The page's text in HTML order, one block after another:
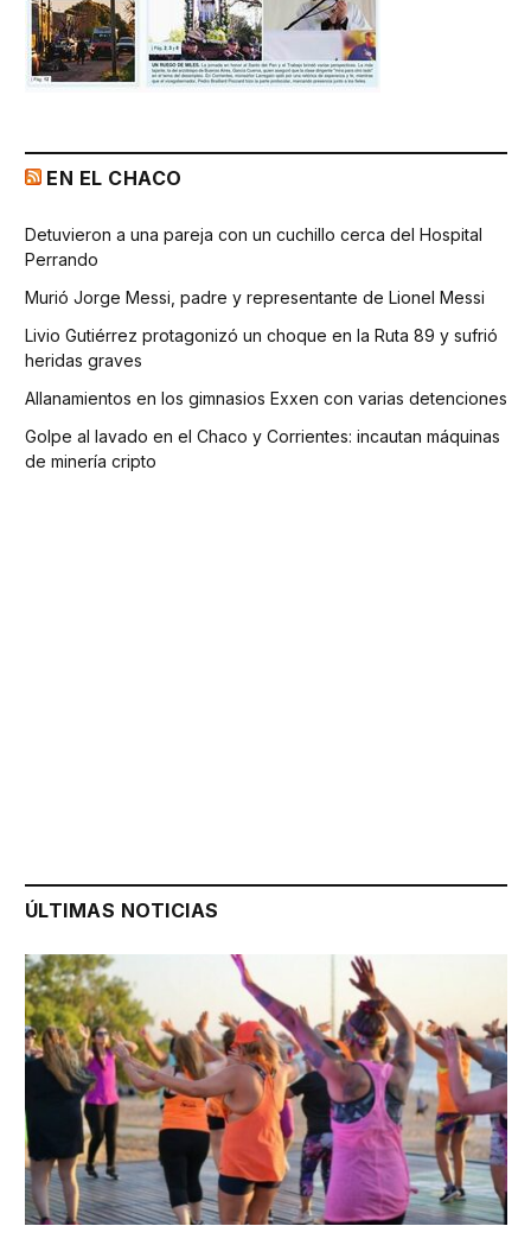
EN EL CHACO
Detuvieron a una pareja con un cuchillo cerca del Hospital
Perrando
Murió Jorge Messi, padre y representante de Lionel Messi
Livio Gutiérrez protagonizó un choque en la Ruta 89 y sufrió
heridas graves
Allanamientos en los gimnasios Exxen con varias detenciones
Golpe al lavado en el Chaco y Corrientes: incautan máquinas
de minería cripto
ÚLTIMAS NOTICIAS